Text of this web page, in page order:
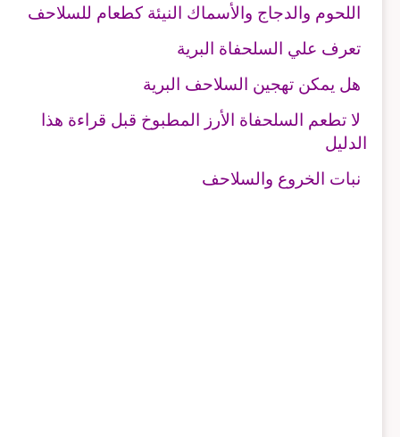
اللحوم والدجاج والأسماك النيئة كطعام للسلاحف
تعرف علي السلحفاة البرية
هل يمكن تهجين السلاحف البرية
لا تطعم السلحفاة الأرز المطبوخ قبل قراءة هذا
الدليل
نبات الخروع والسلاحف